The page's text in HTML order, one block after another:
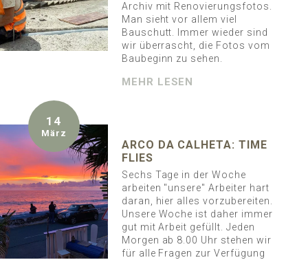
Archiv mit Renovierungsfotos.
Man sieht vor allem viel
Bauschutt. Immer wieder sind
wir überrascht, die Fotos vom
Baubeginn zu sehen.
MEHR LESEN
14
März
ARCO DA CALHETA: TIME
FLIES
Sechs Tage in der Woche
arbeiten "unsere" Arbeiter hart
daran, hier alles vorzubereiten.
Unsere Woche ist daher immer
gut mit Arbeit gefüllt. Jeden
Morgen ab 8.00 Uhr stehen wir
für alle Fragen zur Verfügung